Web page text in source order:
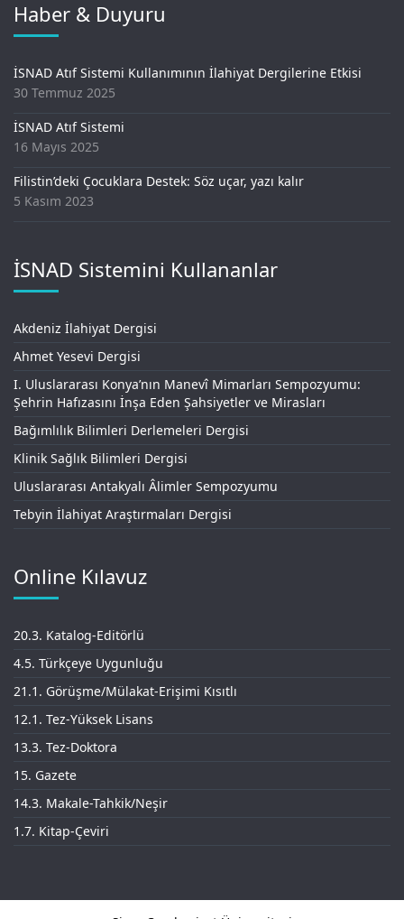
Haber & Duyuru
İSNAD Atıf Sistemi Kullanımının İlahiyat Dergilerine Etkisi
30 Temmuz 2025
İSNAD Atıf Sistemi
16 Mayıs 2025
Filistin’deki Çocuklara Destek: Söz uçar, yazı kalır
5 Kasım 2023
İSNAD Sistemini Kullananlar
Akdeniz İlahiyat Dergisi
Ahmet Yesevi Dergisi
I. Uluslararası Konya’nın Manevî Mimarları Sempozyumu:
Şehrin Hafızasını İnşa Eden Şahsiyetler ve Mirasları
Bağımlılık Bilimleri Derlemeleri Dergisi
Klinik Sağlık Bilimleri Dergisi
Uluslararası Antakyalı Âlimler Sempozyumu
Tebyin İlahiyat Araştırmaları Dergisi
Online Kılavuz
20.3. Katalog-Editörlü
4.5. Türkçeye Uygunluğu
21.1. Görüşme/Mülakat-Erişimi Kısıtlı
12.1. Tez-Yüksek Lisans
13.3. Tez-Doktora
15. Gazete
14.3. Makale-Tahkik/Neşir
1.7. Kitap-Çeviri